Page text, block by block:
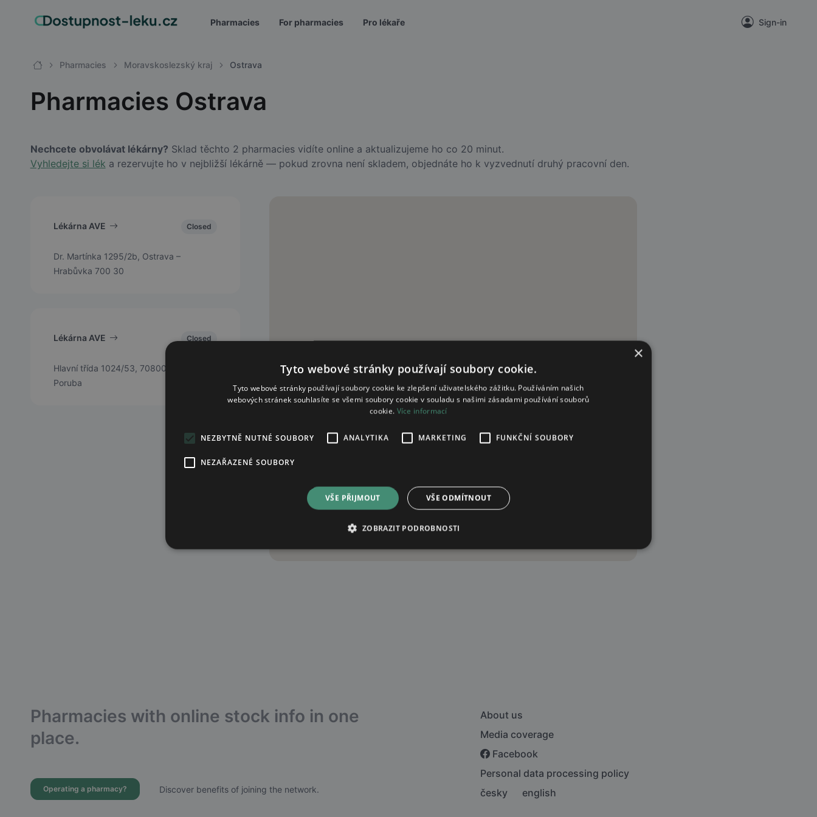
Pharmacies For pharmacies Pro lékaře Sign-in
Pharmacies Moravskoslezský kraj Ostrava
Pharmacies Ostrava
Nechcete obvolávat lékárny? Sklad těchto 2 pharmacies vidíte online a aktualizujeme ho co 20 minut.
Vyhledejte si lék a rezervujte ho v nejbližší lékárně — pokud zrovna není skladem, objednáte ho k vyzvednutí druhý pracovní den.
Lékárna AVE Closed
Dr. Martínka 1295/2b, Ostrava –
Hrabůvka 700 30
Lékárna AVE Closed
Hlavní třída 1024/53, 70800 Ostrava -
Poruba
Pharmacies with online stock info in one
place.
Operating a pharmacy? Discover benefits of joining the network.
About us
Media coverage
Facebook
Personal data processing policy
česky
english
×
Tyto webové stránky používají soubory cookie.
Tyto webové stránky používají soubory cookie ke zlepšení uživatelského zážitku. Používáním našich
webových stránek souhlasíte se všemi soubory cookie v souladu s našimi zásadami používání souborů
cookie. Více informací
NEZBYTNĚ NUTNÉ SOUBORY ANALYTIKA MARKETING FUNKČNÍ SOUBORY
NEZAŘAZENÉ SOUBORY
VŠE PŘIJMOUT VŠE ODMÍTNOUT
ZOBRAZIT PODROBNOSTI